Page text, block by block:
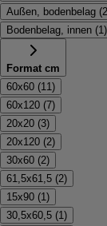
Außen, bodenbelag (2
Bodenbelag, innen (1 )
Format cm
60x60 (11 )
60x120 (7)
20x20 (3)
20x120 (2)
30x60 (2)
61,5x61,5 (2)
15x90 (1 )
30,5x60,5 (1 )